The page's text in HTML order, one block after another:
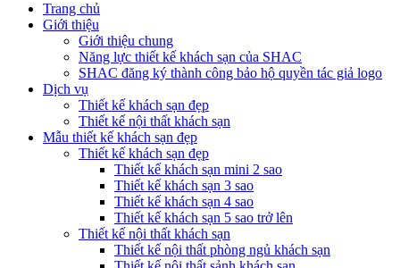
Trang chủ
Giới thiệu
Giới thiệu chung
Năng lực thiết kế khách sạn của SHAC
SHAC đăng ký thành công bảo hộ quyền tác giả logo
Dịch vụ
Thiết kế khách sạn đẹp
Thiết kế nội thất khách sạn
Mẫu thiết kế khách sạn đẹp
Thiết kế khách sạn đẹp
Thiết kế khách sạn mini 2 sao
Thiết kế khách sạn 3 sao
Thiết kế khách sạn 4 sao
Thiết kế khách sạn 5 sao trở lên
Thiết kế nội thất khách sạn
Thiết kế nội thất phòng ngủ khách sạn